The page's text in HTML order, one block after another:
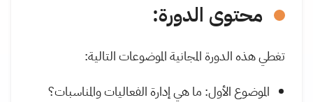
محتوى الدورة:
تغطي هذه الدورة المجانية الموضوعات التالية:
الموضوع الأول: ما هي إدارة الفعاليات والمناسبات؟